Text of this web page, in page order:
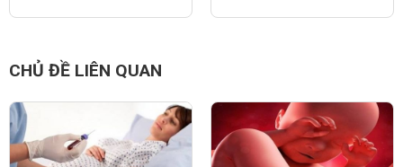
CHỦ ĐỀ LIÊN QUAN